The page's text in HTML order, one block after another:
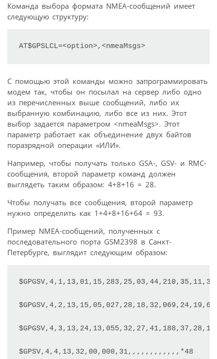
Команда выбора формата NMEA-сообщений имеет
следующую структуру:
AT$GPSLCL=<option>,<nmeaMsgs>
С помощью этой команды можно запрограммировать
модем так, чтобы он посылал на сервер либо одно
из перечисленных выше сообщений, либо их
выбранную комбинацию, либо все из них. Этот
выбор задается параметром <nmeaMsgs>. Этот
параметр работает как объединение двух байтов
поразрядной операции «ИЛИ».
Например, чтобы получать только GSA-, GSV- и RMC-
сообщения, второй параметр команд должен
выглядеть таким образом: 4+8+16 = 28.
Чтобы получать все сообщения, второй параметр
нужно определить как 1+4+8+16+64 = 93.
Пример NMEA-сообщений, полученных с
последовательного порта GSM2398 в Санкт-
Петербурге, выглядит следующим образом:
$GPSV,4,4,13,32,00,000,31,,,,,,,,,,,,*48